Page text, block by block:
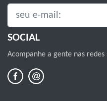
SEU E-MAIL:
SOCIAL
Acompanhe a gente nas redes